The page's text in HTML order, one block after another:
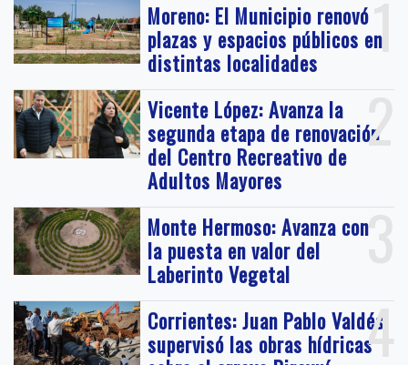
1
Moreno: El Municipio renovó
plazas y espacios públicos en
distintas localidades
2
Vicente López: Avanza la
segunda etapa de renovación
del Centro Recreativo de
Adultos Mayores
3
Monte Hermoso: Avanza con
la puesta en valor del
Laberinto Vegetal
4
Corrientes: Juan Pablo Valdés
supervisó las obras hídricas